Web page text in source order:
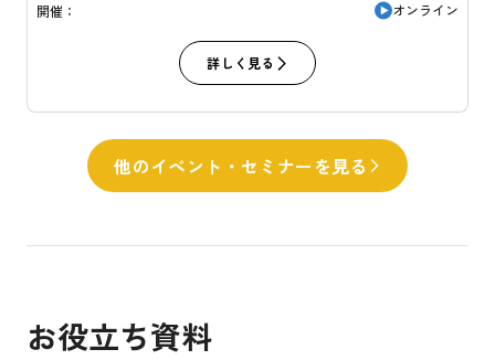
開催： オンライン
詳しく見る
他のイベント・セミナーを見る
お役立ち資料